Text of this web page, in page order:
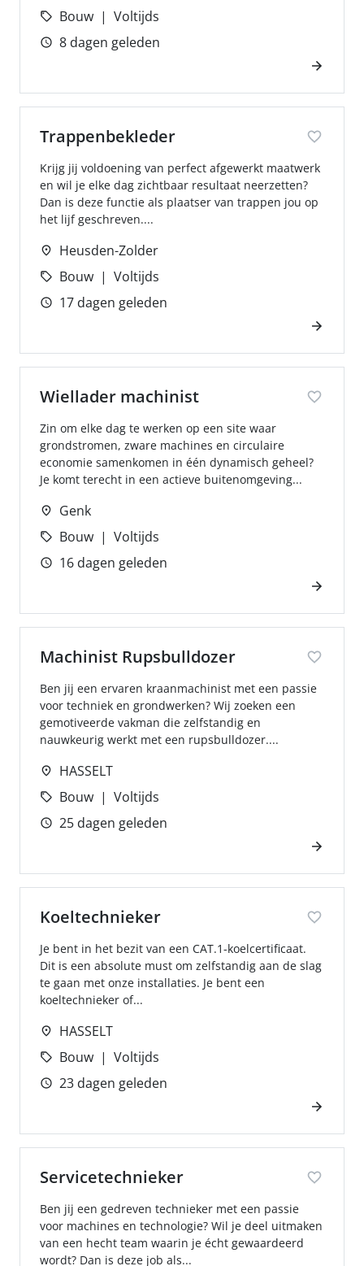
Bouw
Voltijds
8 dagen geleden
Trappenbekleder
Krijg jij voldoening van perfect afgewerkt maatwerk
en wil je elke dag zichtbaar resultaat neerzetten?
Dan is deze functie als plaatser van trappen jou op
het lijf geschreven....
Heusden-Zolder
Bouw
Voltijds
17 dagen geleden
Wiellader machinist
Zin om elke dag te werken op een site waar
grondstromen, zware machines en circulaire
economie samenkomen in één dynamisch geheel?
Je komt terecht in een actieve buitenomgeving...
Genk
Bouw
Voltijds
16 dagen geleden
Machinist Rupsbulldozer
Ben jij een ervaren kraanmachinist met een passie
voor techniek en grondwerken? Wij zoeken een
gemotiveerde vakman die zelfstandig en
nauwkeurig werkt met een rupsbulldozer....
HASSELT
Bouw
Voltijds
25 dagen geleden
Koeltechnieker
Je bent in het bezit van een CAT.1-koelcertificaat.
Dit is een absolute must om zelfstandig aan de slag
te gaan met onze installaties. Je bent een
koeltechnieker of...
HASSELT
Bouw
Voltijds
23 dagen geleden
Servicetechnieker
Ben jij een gedreven technieker met een passie
voor machines en technologie? Wil je deel uitmaken
van een hecht team waarin je écht gewaardeerd
wordt? Dan is deze job als...